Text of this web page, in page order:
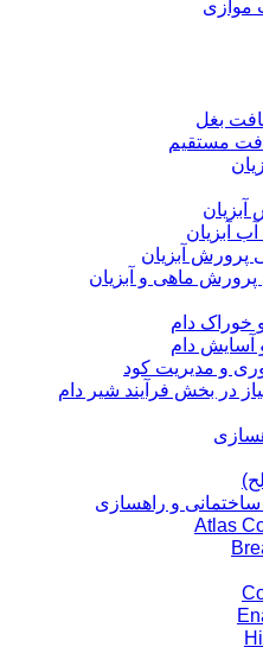
موازی
بغل
مستقیم
آبزیان
پرورش آبزیان
پرورش ماهی و آبزیان
خوراک دام
آسایش دام
و مدیریت کود
در بخش فرآیند شیر دام
ساختمانی و راهسازی